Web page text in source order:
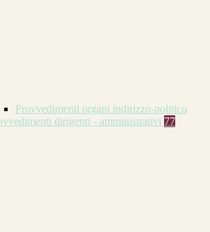
Provvedimenti organi indirizzo-politico
dirigenti - amministrativi 77